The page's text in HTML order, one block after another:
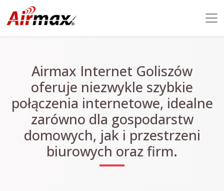
Airmax Internet Goliszów
oferuje niezwykle szybkie
połączenia internetowe, idealne
zarówno dla gospodarstw
domowych, jak i przestrzeni
biurowych oraz firm.